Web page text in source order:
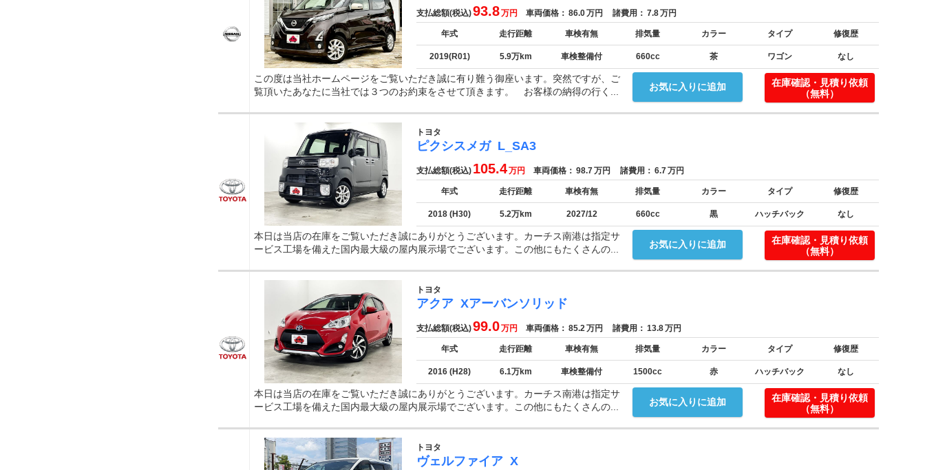
支払総額(税込)93.8万円 車両価格： 86.0万円 諸費用： 7.8万円
年式 走行距離 車検有無 排気量 カラー タイプ 修復歴
2019(R01) 5.9万km 車検整備付 660cc 茶 ワゴン なし
お気に入りに追加
この度は当社ホームページをご覧いただき誠に有り難う御座います。突然ですが、ご
覧頂いたあなたに当社では３つのお約束をさせて頂きます。 お客様の納得の行く...
在庫確認・見積り依頼
（無料）
トヨタ
ピクシスメガ L_SA3
支払総額(税込) 105.4万円 車両価格： 98.7万円 諸費用： 6.7万円
年式 走行距離 車検有無 排気量 カラー タイプ 修復歴
2018 (H30) 5.2万km 2027/12 660cc 黒 ハッチバック なし
お気に入りに追加
本日は当店の在庫をご覧いただき誠にありがとうございます。カーチス南港は指定サ
ービス工場を備えた国内最大級の屋内展示場でございます。この他にもたくさんの...
在庫確認・見積り依頼
（無料）
トヨタ
アクア Xアーバンソリッド
支払総額(税込)99.0万円 車両価格： 85.2万円 諸費用： 13.8万円
年式 走行距離 車検有無 排気量 カラー タイプ 修復歴
2016 (H28) 6.1万km 車検整備付 1500cc 赤 ハッチバック なし
お気に入りに追加
本日は当店の在庫をご覧いただき誠にありがとうございます。カーチス南港は指定サ
ービス工場を備えた国内最大級の屋内展示場でございます。この他にもたくさんの...
在庫確認・見積り依頼
（無料）
トヨタ
ヴェルファイア X